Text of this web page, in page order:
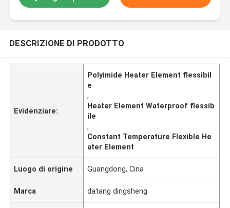
DESCRIZIONE DI PRODOTTO
Evidenziare:
Polyimide Heater Element flessibil
e
,
Heater Element Waterproof flessib
ile
,
Constant Temperature Flexible He
ater Element
Luogo di origine Guangdong, Cina
Marca datang dingsheng